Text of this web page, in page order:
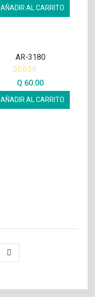
AÑADIR AL CARRITO
AR-3180
Q 60.00
AÑADIR AL CARRITO